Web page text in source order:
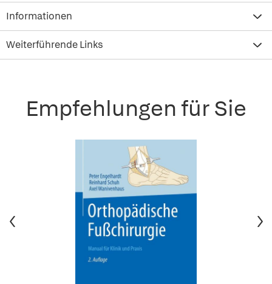
Informationen
Weiterführende Links
Empfehlungen für Sie